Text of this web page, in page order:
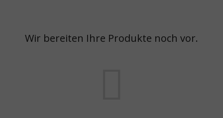
Wir bereiten Ihre Produkte noch vor.